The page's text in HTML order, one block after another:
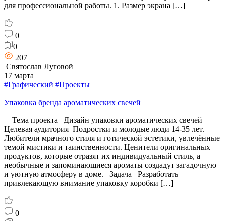
для профессиональной работы. 1. Размер экрана […]
0
0
207
Святослав Луговой
17 марта
#Графический #Проекты
Упаковка бренда ароматических свечей
Тема проекта Дизайн упаковки ароматических свечей
Целевая аудитория Подростки и молодые люди 14-35 лет.
Любители мрачного стиля и готической эстетики, увлечённые
темой мистики и таинственности. Ценители оригинальных
продуктов, которые отразят их индивидуальный стиль, а
необычные и запоминающиеся ароматы создадут загадочную
и уютную атмосферу в доме. Задача Разработать
привлекающую внимание упаковку коробки […]
0